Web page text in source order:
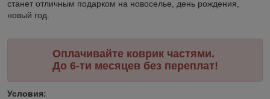
станет отличным подарком на новоселье, день рождения,
новый год.
Оплачивайте коврик частями.
До 6-ти месяцев без переплат!
Условия: